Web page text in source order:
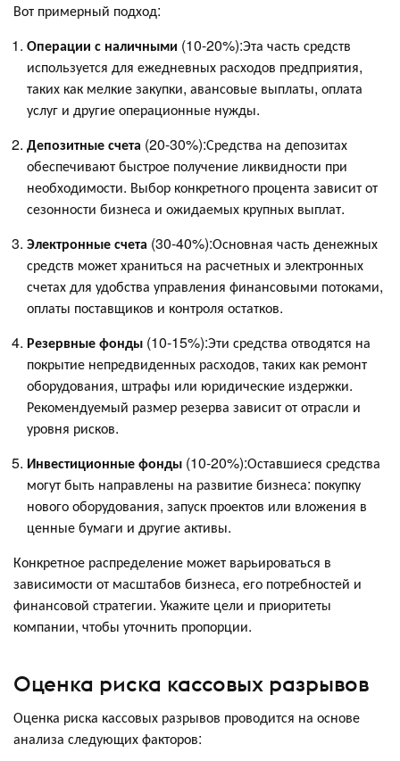
Вот примерный подход:
Операции с наличными (10-20%):Эта часть средств
используется для ежедневных расходов предприятия,
таких как мелкие закупки, авансовые выплаты, оплата
услуг и другие операционные нужды.
Депозитные счета (20-30%):Средства на депозитах
обеспечивают быстрое получение ликвидности при
необходимости. Выбор конкретного процента зависит от
сезонности бизнеса и ожидаемых крупных выплат.
Электронные счета (30-40%):Основная часть денежных
средств может храниться на расчетных и электронных
счетах для удобства управления финансовыми потоками,
оплаты поставщиков и контроля остатков.
Резервные фонды (10-15%):Эти средства отводятся на
покрытие непредвиденных расходов, таких как ремонт
оборудования, штрафы или юридические издержки.
Рекомендуемый размер резерва зависит от отрасли и
уровня рисков.
Инвестиционные фонды (10-20%):Оставшиеся средства
могут быть направлены на развитие бизнеса: покупку
нового оборудования, запуск проектов или вложения в
ценные бумаги и другие активы.
Конкретное распределение может варьироваться в
зависимости от масштабов бизнеса, его потребностей и
финансовой стратегии. Укажите цели и приоритеты
компании, чтобы уточнить пропорции.
Оценка риска кассовых разрывов
Оценка риска кассовых разрывов проводится на основе
анализа следующих факторов: